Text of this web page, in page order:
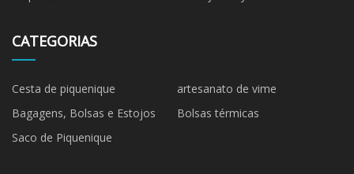
CATEGORIAS
Cesta de piquenique
artesanato de vime
Bagagens, Bolsas e Estojos
Bolsas térmicas
Saco de Piquenique